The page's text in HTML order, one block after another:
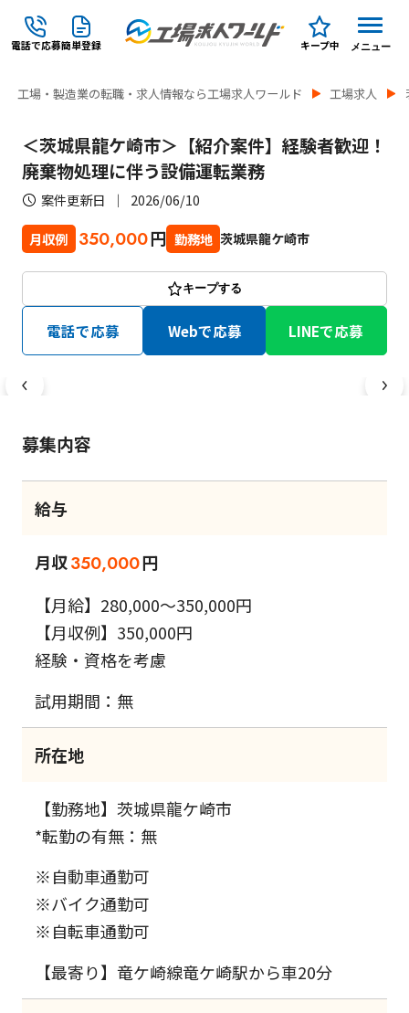
電話で応募簡単登録 キープ中 メニュー
工場・製造業の転職・求人情報なら工場求人ワールド 工場求人
＜茨城県龍ケ崎市＞【紹介案件】経験者歓迎！
廃棄物処理に伴う設備運転業務
案件更新日 2026/06/10
月収例 350,000円 勤務地 茨城県龍ケ崎市
キープする
電話で応募 Webで応募 LINEで応募
募集内容
給与
月収350,000円
【月給】280,000～350,000円
【月収例】350,000円
経験・資格を考慮
試用期間：無
所在地
【勤務地】茨城県龍ケ崎市
*転勤の有無：無
※自動車通勤可
※バイク通勤可
※自転車通勤可
【最寄り】竜ケ崎線竜ケ崎駅から車20分